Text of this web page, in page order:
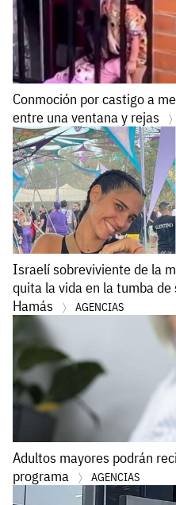
Conmoción por castigo a
entre una ventana y rejas
Israelí sobreviviente de la
quita la vida en la tumba
Hamás
AGENCIAS
Adultos mayores podrán
programa
AGENCIAS